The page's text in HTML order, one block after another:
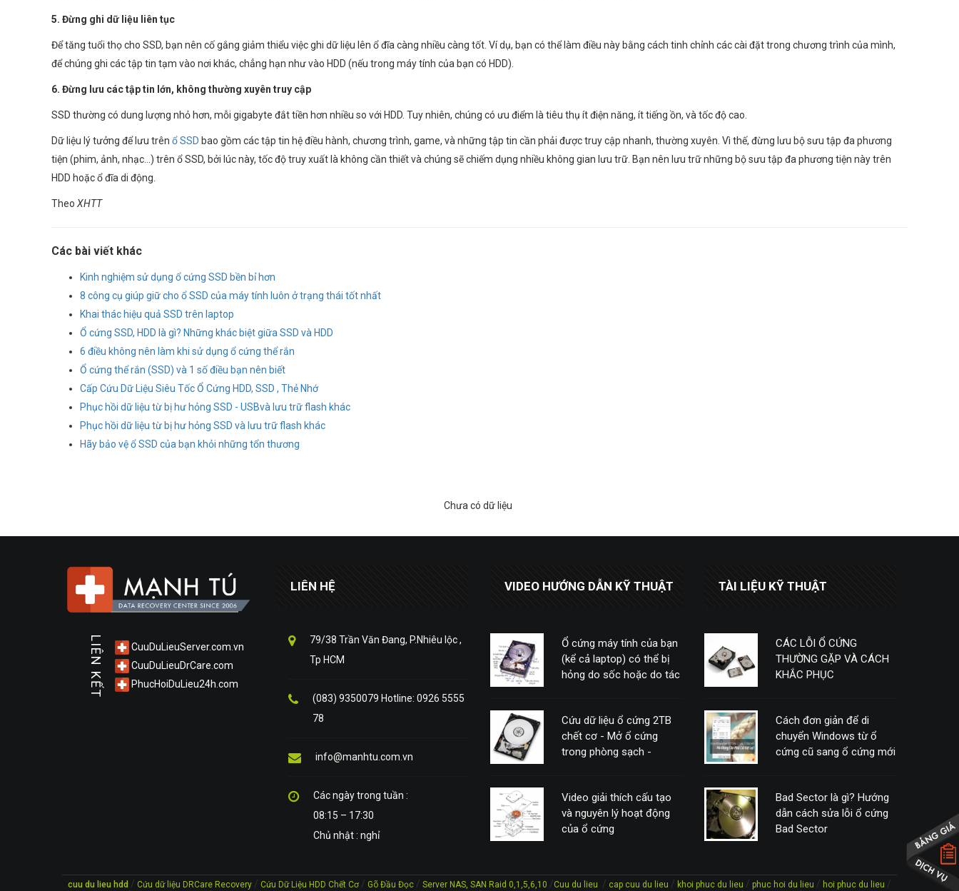
5. Đừng ghi dữ liệu liên tục
Để tăng tuổi thọ cho SSD, bạn nên cố gắng giảm thiểu việc ghi dữ liệu lên ổ đĩa càng nhiều càng tốt. Ví dụ, bạn có thể làm điều này bằng cách tinh chỉnh các cài đặt trong chương trình của mình,
để chúng ghi các tập tin tạm vào nơi khác, chẳng hạn như vào HDD (nếu trong máy tính của bạn có HDD).
6. Đừng lưu các tập tin lớn, không thường xuyên truy cập
SSD thường có dung lượng nhỏ hơn, mỗi gigabyte đắt tiền hơn nhiều so với HDD. Tuy nhiên, chúng có ưu điểm là tiêu thụ ít điện năng, ít tiếng ồn, và tốc độ cao.
Dữ liệu lý tưởng để lưu trên ổ SSD bao gồm các tập tin hệ điều hành, chương trình, game, và những tập tin cần phải được truy cập nhanh, thường xuyên. Vì thế, đừng lưu bộ sưu tập đa phương
tiện (phim, ảnh, nhạc...) trên ổ SSD, bởi lúc này, tốc độ truy xuất là không cần thiết và chúng sẽ chiếm dụng nhiều không gian lưu trữ. Bạn nên lưu trữ những bộ sưu tập đa phương tiện này trên
HDD hoặc ổ đĩa di động.
Theo XHTT
Các bài viết khác
Kinh nghiệm sử dụng ổ cứng SSD bền bỉ hơn
8 công cụ giúp giữ cho ổ SSD của máy tính luôn ở trạng thái tốt nhất
Khai thác hiệu quả SSD trên laptop
Ổ cứng SSD, HDD là gì? Những khác biệt giữa SSD và HDD
6 điều không nên làm khi sử dụng ổ cứng thể rắn
Ổ cứng thể rắn (SSD) và 1 số điều bạn nên biết
Cấp Cứu Dữ Liệu Siêu Tốc Ổ Cứng HDD, SSD , Thẻ Nhớ
Phục hồi dữ liệu từ bị hư hỏng SSD - USBvà lưu trữ flash khác
Phục hồi dữ liệu từ bị hư hỏng SSD và lưu trữ flash khác
Hãy bảo vệ ổ SSD của bạn khỏi những tổn thương
Chưa có dữ liệu
LIÊN KẾT
CuuDuLieuServer.com.vn
CuuDuLieuDrCare.com
PhucHoiDuLieu24h.com
LIÊN HỆ
79/38 Trần Văn Đang, P.Nhiêu lộc ,
Tp HCM
(083) 9350079 Hotline: 0926 5555
78
info@manhtu.com.vn
Các ngày trong tuần :
08:15 – 17:30
Chủ nhật : nghỉ
VIDEO HƯỚNG DẪN KỸ THUẬT
Ổ cứng máy tính của bạn
(kể cả laptop) có thể bị
hỏng do sốc hoặc do tác
Cứu dữ liệu ổ cứng 2TB
chết cơ - Mở ổ cứng
trong phòng sạch -
Video giải thích cấu tạo
và nguyên lý hoạt động
của ổ cứng
TÀI LIỆU KỸ THUẬT
CÁC LỖI Ổ CỨNG
THƯỜNG GẶP VÀ CÁCH
KHẮC PHỤC
Cách đơn giản để di
chuyển Windows từ ổ
cứng cũ sang ổ cứng mới
Bad Sector là gì? Hướng
dẫn cách sửa lỗi ổ cứng
Bad Sector
cuu du lieu hdd / Cứu dữ liệu DRCare Recovery / Cứu Dữ Liệu HDD Chết Cơ / Gõ Đầu Đọc / Server NAS, SAN Raid 0,1,5,6,10 /Cuu du lieu / cap cuu du lieu / khoi phuc du lieu / phuc hoi du lieu / hoi phuc du lieu /